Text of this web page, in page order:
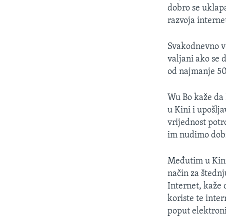
dobro se
razvoja
Svakodnevno
valjani ako se
od najmanje
Wu Bo kaže
u Kini i
vrijednost
im nudimo
Međutim u
način za
Internet, kaže
koriste te
poput